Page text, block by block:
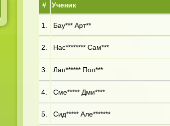
# Ученик
1. Бау*** Арт**
2. Нас******** Сам***
3. Лап****** Пол***
4. Сме***** Дми****
5. Сид***** Але*******